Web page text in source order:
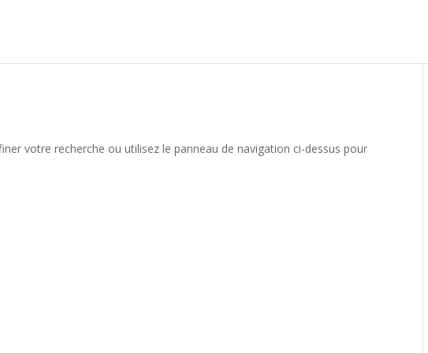
votre recherche ou utilisez le panneau de navigation ci-dessus pour